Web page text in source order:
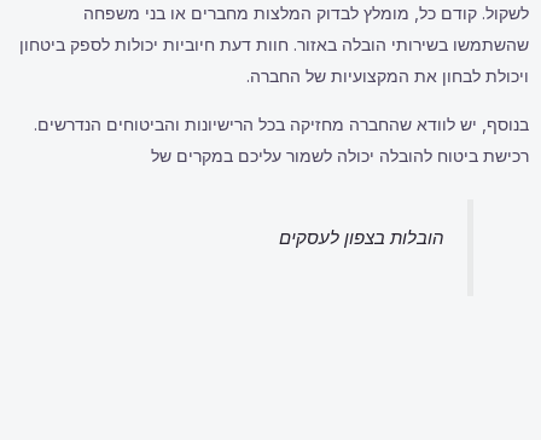
לשקול. קודם כל, מומלץ לבדוק המלצות מחברים או בני משפחה
שהשתמשו בשירותי הובלה באזור. חוות דעת חיוביות יכולות לספק ביטחון
ויכולת לבחון את המקצועיות של החברה.
בנוסף, יש לוודא שהחברה מחזיקה בכל הרישיונות והביטוחים הנדרשים.
רכישת ביטוח להובלה יכולה לשמור עליכם במקרים של
הובלות בצפון לעסקים